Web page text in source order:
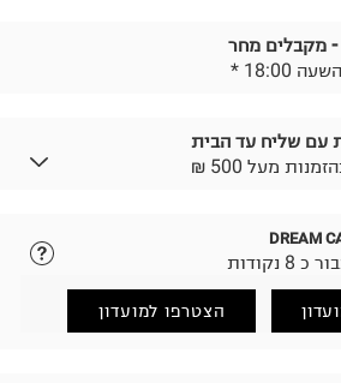
עם שליח עד הבית
מעל 500
המתאימה לכם,
DREAM
נקודות
הצטרפו למועדון